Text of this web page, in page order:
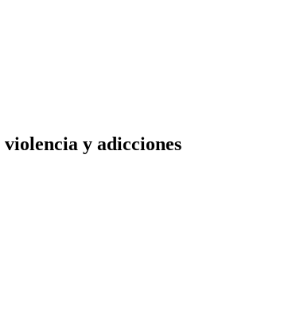
y adicciones